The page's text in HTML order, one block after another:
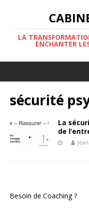
LA
ENCHANTER
sécurité
La
de
Besoin de Coaching ?